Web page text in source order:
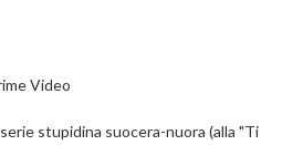
Video
stupidina suocera-nuora (alla "Ti